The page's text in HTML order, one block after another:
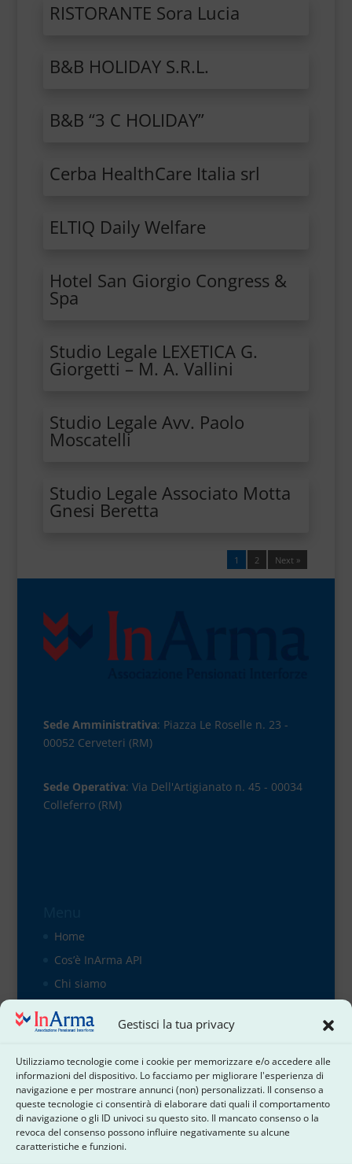
Gestisci la tua privacy
Utilizziamo tecnologie come i cookie per memorizzare e/o accedere alle
informazioni del dispositivo. Lo facciamo per migliorare l'esperienza di
navigazione e per mostrare annunci (non) personalizzati. Il consenso a
queste tecnologie ci consentirà di elaborare dati quali il comportamento
di navigazione o gli ID univoci su questo sito. Il mancato consenso o la
revoca del consenso possono influire negativamente su alcune
caratteristiche e funzioni.
RISTORANTE Sora Lucia
B&B HOLIDAY S.R.L.
B&B “3 C HOLIDAY”
Cerba HealthCare Italia srl
ELTIQ Daily Welfare
Hotel San Giorgio Congress &
Spa
Studio Legale LEXETICA G.
Giorgetti – M. A. Vallini
Studio Legale Avv. Paolo
Moscatelli
Studio Legale Associato Motta
Gnesi Beretta
1 2 Next »
Sede Amministrativa: Piazza Le Roselle n. 23 -
00052 Cerveteri (RM)
Sede Operativa: Via Dell'Artigianato n. 45 - 00034
Colleferro (RM)
Home
Cos’è InArma API
Chi siamo
il direttivo
Contattaci
Cookie Policy
Dichiarazione sulla Privacy
Termini e condizioni
Disconoscimento